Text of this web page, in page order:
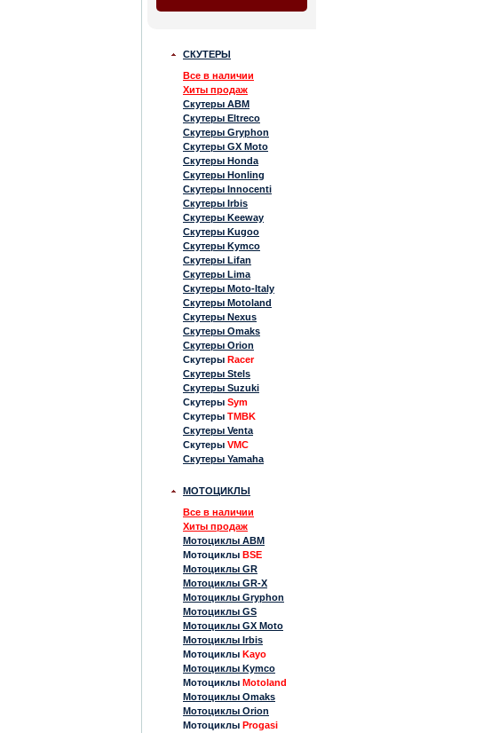
СКУТЕРЫ
Все в наличии
Хиты продаж
Скутеры ABM
Скутеры Eltreco
Скутеры Gryphon
Скутеры GX Moto
Скутеры Honda
Скутеры Honling
Скутеры Innocenti
Скутеры Irbis
Скутеры Keeway
Скутеры Kugoo
Скутеры Kymco
Скутеры Lifan
Скутеры Lima
Скутеры Moto-Italy
Скутеры Motoland
Скутеры Nexus
Скутеры Omaks
Скутеры Orion
Скутеры Racer
Скутеры Stels
Скутеры Suzuki
Скутеры Sym
Скутеры TMBK
Скутеры Venta
Скутеры VMC
Скутеры Yamaha
МОТОЦИКЛЫ
Все в наличии
Хиты продаж
Мотоциклы ABM
Мотоциклы BSE
Мотоциклы GR
Мотоциклы GR-X
Мотоциклы Gryphon
Мотоциклы GS
Мотоциклы GX Moto
Мотоциклы Irbis
Мотоциклы Kayo
Мотоциклы Kymco
Мотоциклы Motoland
Мотоциклы Omaks
Мотоциклы Orion
Мотоциклы Progasi